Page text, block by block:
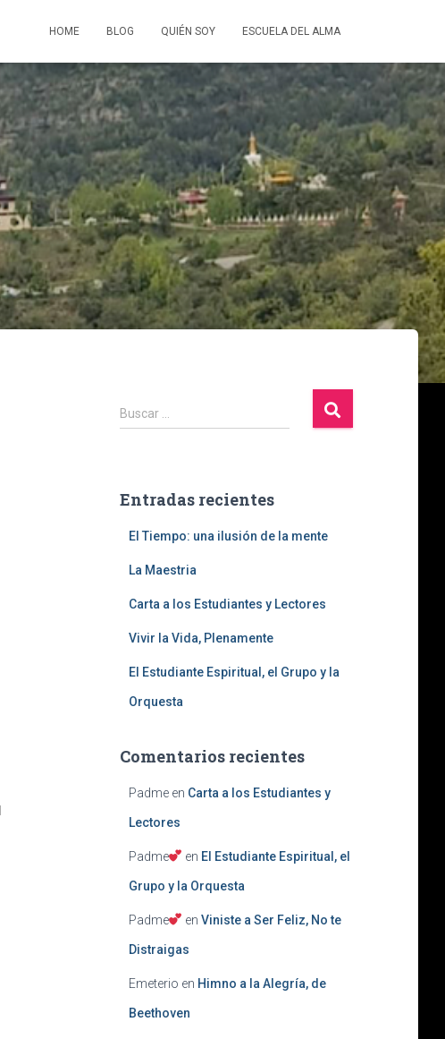
HOME BLOG QUIÉN SOY ESCUELA DEL ALMA
B
u
r
Buscar …
Entradas recientes
El Tiempo: una ilusión de la mente
La Maestria
Carta a los Estudiantes y Lectores
Vivir la Vida, Plenamente
El Estudiante Espiritual, el Grupo y la
Orquesta
Comentarios recientes
Padmeen Carta a los Estudiantes y
Lectores
Padme en El Estudiante Espiritual, el
Grupo y la Orquesta
Padme enViniste a Ser Feliz, No te
Distraigas
Emeterio en Himno a la Alegría, de
Beethoven